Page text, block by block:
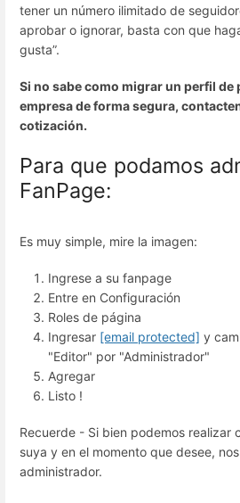
tener un número ilimitado de
aprobar o ignorar, basta con que
gusta”.
Si no sabe como migrar un perfil de
empresa de forma segura,
cotización.
Para que podamos
FanPage:
Es muy simple, mire la imagen:
Ingrese a su fanpage
Entre en Configuración
Roles de página
Ingresar [email protected] y
"Editor" por "Administrador"
Agregar
Listo !
Recuerde - Si bien podemos realizar
suya y en el momento que desee,
administrador.